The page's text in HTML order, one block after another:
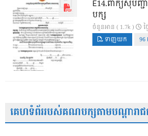
E14.ពាក្យសុំបញ្
បក្ស
ចំនួនអាន ( 1.7k )
ទាញយក 96
គេហទំព័ររបស់គណបក្សតាមបណ្តារាជធ